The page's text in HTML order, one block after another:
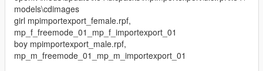
models\cdimages
girl mpimportexport_female.rpf,
mp_f_freemode_01_mp_f_importexport_01
boy mpimportexport_male.rpf,
mp_m_freemode_01_mp_m_importexport_01